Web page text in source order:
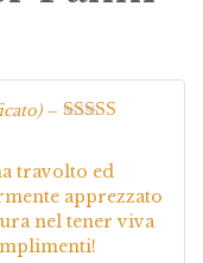
–
travolto ed
apprezzato
nel tener viva